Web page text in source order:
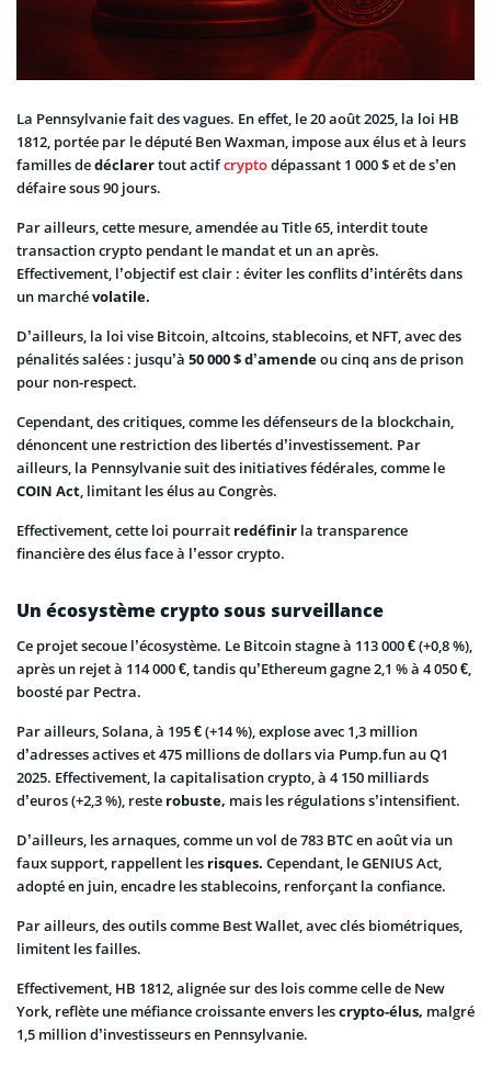
La Pennsylvanie fait des vagues. En effet, le 20 août 2025, la loi HB
1812, portée par le député Ben Waxman, impose aux élus et à leurs
familles dedéclarertout actifcryptodépassant 1 000 $ et de s’en
défaire sous 90 jours.
Par ailleurs, cette mesure, amendée au Title 65, interdit toute
transaction crypto pendant le mandat et un an après.
Effectivement, l’objectif est clair : éviter les conflits d’intérêts dans
un marchévolatile.
D’ailleurs, la loi vise Bitcoin, altcoins, stablecoins, et NFT, avec des
pénalités salées : jusqu’à 50 000 $ d’amendeou cinq ans de prison
pour non-respect.
Cependant, des critiques, comme les défenseurs de la blockchain,
dénoncent une restriction des libertés d’investissement. Par
ailleurs, la Pennsylvanie suit des initiatives fédérales, comme le
COIN Act, limitant les élus au Congrès.
Effectivement, cette loi pourrait redéfinir la transparence
financière des élus face à l’essor crypto.
Un écosystème crypto sous surveillance
Ce projet secoue l’écosystème. Le Bitcoin stagne à 113 000 € (+0,8 %),
après un rejet à 114 000 €, tandis qu’Ethereum gagne 2,1 % à 4 050 €,
boosté par Pectra.
Par ailleurs, Solana, à 195 € (+14 %), explose avec 1,3 million
d’adresses actives et 475 millions de dollars via Pump.fun au Q1
2025. Effectivement, la capitalisation crypto, à 4 150 milliards
d’euros (+2,3 %), reste robuste, mais les régulations s’intensifient.
D’ailleurs, les arnaques, comme un vol de 783 BTC en août via un
faux support, rappellent les risques. Cependant, le GENIUS Act,
adopté en juin, encadre les stablecoins, renforçant la confiance.
Par ailleurs, des outils comme Best Wallet, avec clés biométriques,
limitent les failles.
Effectivement, HB 1812, alignée sur des lois comme celle de New
York, reflète une méfiance croissante envers lescrypto-élus, malgré
1,5 million d’investisseurs en Pennsylvanie.